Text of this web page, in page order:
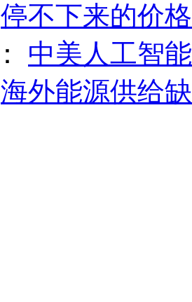
停不下来的价
： 中美人工智
海外能源供给